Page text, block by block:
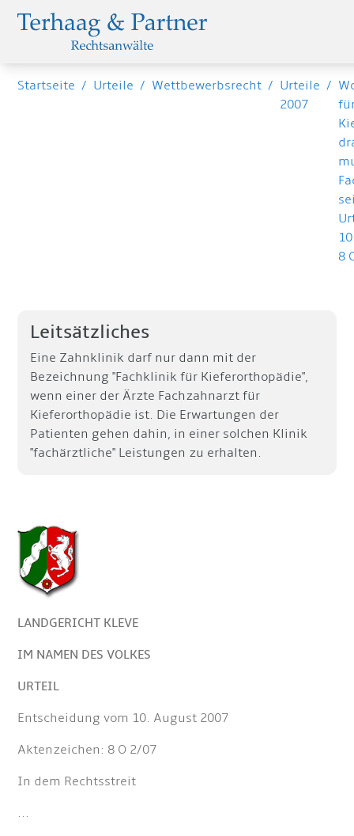
Startseite / Urteile / Wettbewerbsrecht / Urteile
2007
/
8
Leitsätzliches
Eine Zahnklinik darf nur dann mit der
Bezeichnung "Fachklinik für Kieferorthopädie",
wenn einer der Ärzte Fachzahnarzt für
Kieferorthopädie ist. Die Erwartungen der
Patienten gehen dahin, in einer solchen Klinik
"fachärztliche" Leistungen zu erhalten.
LANDGERICHT KLEVE
IM NAMEN DES VOLKES
URTEIL
Entscheidung vom 10. August 2007
Aktenzeichen: 8 O 2/07
In dem Rechtsstreit
...